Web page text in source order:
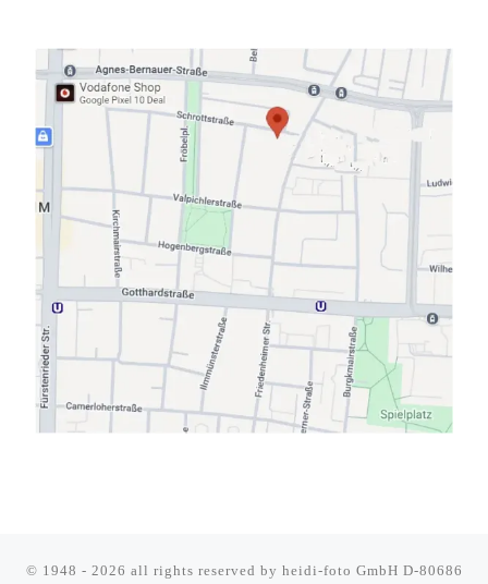
© 1948 - 2026 all rights reserved by heidi-foto GmbH D-80686